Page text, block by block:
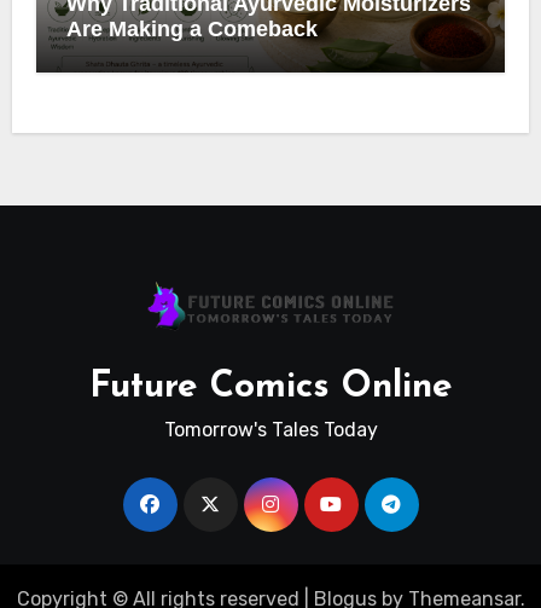
Are Making a Comeback
Future Comics Online
Tomorrow's Tales Today
Copyright © All rights reserved Blogusby Themeansar.